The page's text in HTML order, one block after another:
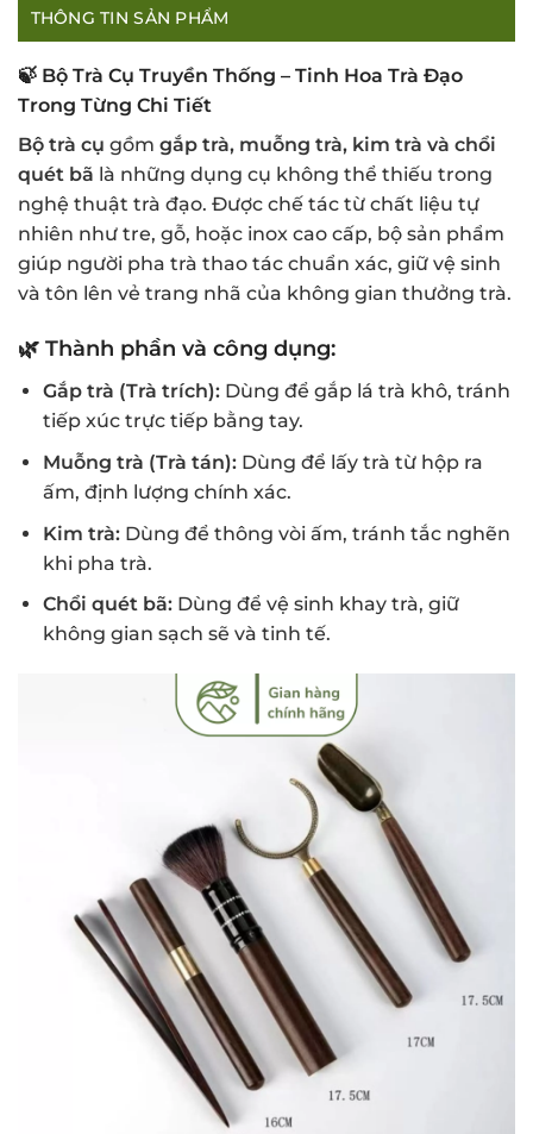
THÔNG TIN SẢN PHẨM
🍃 Bộ Trà Cụ Truyền Thống – Tinh Hoa Trà Đạo
Trong Từng Chi Tiết
Bộ trà cụ gồm gắp trà, muỗng trà, kim trà và chổi
quét bã là những dụng cụ không thể thiếu trong
nghệ thuật trà đạo. Được chế tác từ chất liệu tự
nhiên như tre, gỗ, hoặc inox cao cấp, bộ sản phẩm
giúp người pha trà thao tác chuẩn xác, giữ vệ sinh
và tôn lên vẻ trang nhã của không gian thưởng trà.
🌿 Thành phần và công dụng:
Gắp trà (Trà trích):Dùng để gắp lá trà khô, tránh
tiếp xúc trực tiếp bằng tay.
Muỗng trà (Trà tán):Dùng để lấy trà từ hộp ra
ấm, định lượng chính xác.
Kim trà:Dùng để thông vòi ấm, tránh tắc nghẽn
khi pha trà.
Chổi quét bã:Dùng để vệ sinh khay trà, giữ
không gian sạch sẽ và tinh tế.